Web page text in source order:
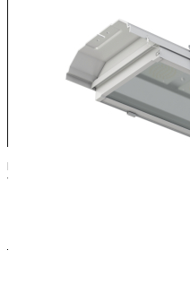
Energiatehokas ja kestävä
Valaisin on parhaimmillaan